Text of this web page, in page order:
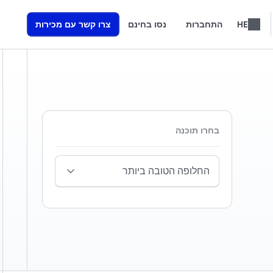
HE התחברות נסו בחינם צרו קשר עם מכירות
בחרו תוכנה
החלופה הטובה ביותר